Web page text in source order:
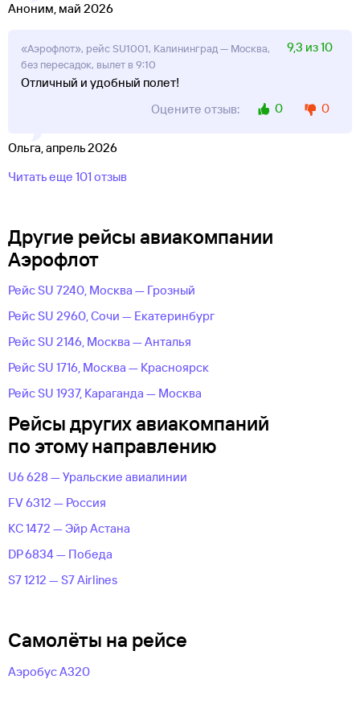
Аноним, май 2026
«Аэрофлот», рейс SU1001, Калининград — Москва,
без пересадок, вылет в 9:10
9,3 из 10
Отличный и удобный полет!
Оцените отзыв:
0 0
Ольга, апрель 2026
Читать еще 101 отзыв
Другие рейсы авиакомпании
Аэрофлот
Рейс SU 7240, Москва — Грозный
Рейс SU 2960, Сочи — Екатеринбург
Рейс SU 2146, Москва — Анталья
Рейс SU 1716, Москва — Красноярск
Рейс SU 1937, Караганда — Москва
Рейсы других авиакомпаний
по этому направлению
U6 628 — Уральские авиалинии
FV 6312 — Россия
KC 1472 — Эйр Астана
DP 6834 — Победа
S7 1212 — S7 Airlines
Самолёты на рейсе
Аэробус А320